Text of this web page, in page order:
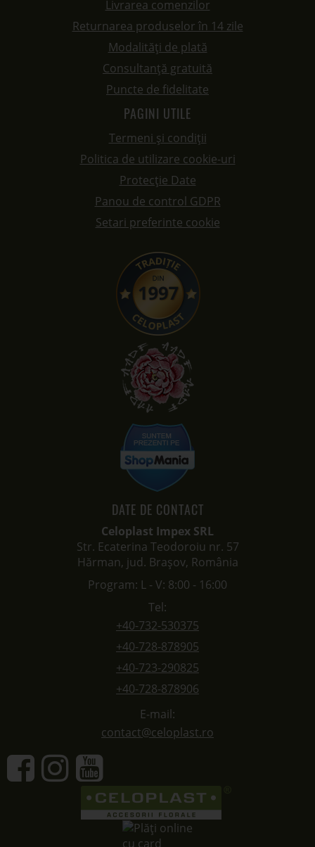
Livrarea comenzilor
Returnarea produselor în 14 zile
Modalități de plată
Consultanță gratuită
Puncte de fidelitate
PAGINI UTILE
Termeni și condiții
Politica de utilizare cookie-uri
Protecție Date
Panou de control GDPR
Setari preferinte cookie
DATE DE CONTACT
Celoplast Impex SRL
Str. Ecaterina Teodoroiu nr. 57
Hărman, jud. Brașov, România
Program: L - V: 8:00 - 16:00
Tel:
+40-732-530375
+40-728-878905
+40-723-290825
+40-728-878906
E-mail:
contact@celoplast.ro